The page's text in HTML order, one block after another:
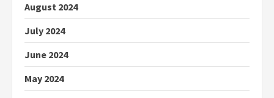
August 2024
July 2024
June 2024
May 2024